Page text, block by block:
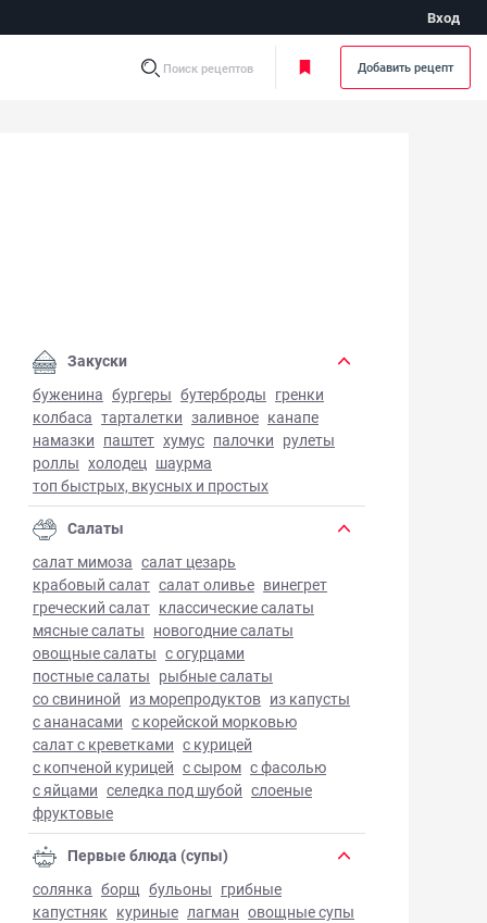
Вход
Поиск рецептов Добавить рецепт
глазурь - фото готового блюда
Закуски
буженина бургеры бутерброды гренки
колбаса тарталетки заливное канапе
намазки паштет хумус палочки рулеты
роллы холодец шаурма
топ быстрых, вкусных и простых
Салаты
салат мимоза салат цезарь
крабовый салат салат оливье винегрет
греческий салат классические салаты
мясные салаты новогодние салаты
овощные салаты с огурцами
постные салаты рыбные салаты
со свининой из морепродуктов из капусты
с ананасами с корейской морковью
салат с креветками с курицей
с копченой курицей с сыром с фасолью
с яйцами селедка под шубой слоеные
фруктовые
Первые блюда (супы)
солянка борщ бульоны грибные
капустняк куриные лагман овощные супы